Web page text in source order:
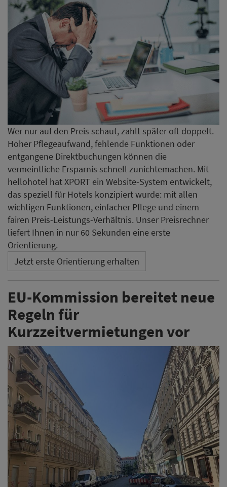
Wer nur auf den Preis schaut, zahlt später oft doppelt.
Hoher Pflegeaufwand, fehlende Funktionen oder
entgangene Direktbuchungen können die
vermeintliche Ersparnis schnell zunichtemachen. Mit
hellohotel hat XPORT ein Website-System entwickelt,
das speziell für Hotels konzipiert wurde: mit allen
wichtigen Funktionen, einfacher Pflege und einem
fairen Preis-Leistungs-Verhältnis. Unser Preisrechner
liefert Ihnen in nur 60 Sekunden eine erste
Orientierung.
Jetzt erste Orientierung erhalten
EU-Kommission bereitet neue
Regeln für
Kurzzeitvermietungen vor